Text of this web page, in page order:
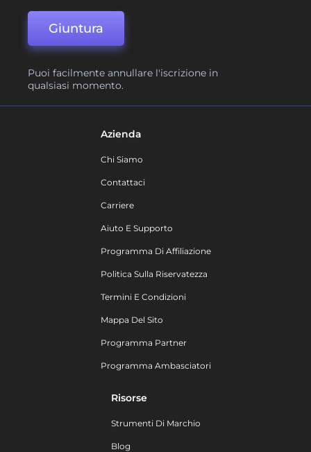
Giuntura
Puoi facilmente annullare l'iscrizione in
qualsiasi momento.
Azienda
Chi Siamo
Contattaci
Carriere
Aiuto E Supporto
Programma Di Affiliazione
Politica Sulla Riservatezza
Termini E Condizioni
Mappa Del Sito
Programma Partner
Programma Ambasciatori
Risorse
Strumenti Di Marchio
Blog